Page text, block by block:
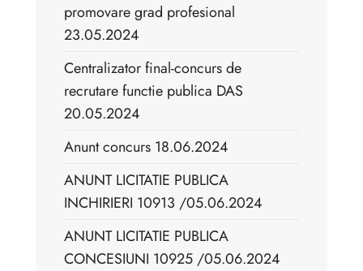
promovare grad profesional
23.05.2024
Centralizator final-concurs de
recrutare functie publica DAS
20.05.2024
Anunt concurs 18.06.2024
ANUNT LICITATIE PUBLICA
INCHIRIERI 10913 /05.06.2024
ANUNT LICITATIE PUBLICA
CONCESIUNI 10925 /05.06.2024